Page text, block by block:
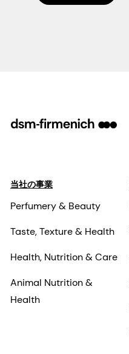
当社の事業
Perfumery & Beauty
Taste, Texture & Health
Health, Nutrition & Care
Animal Nutrition &
Health